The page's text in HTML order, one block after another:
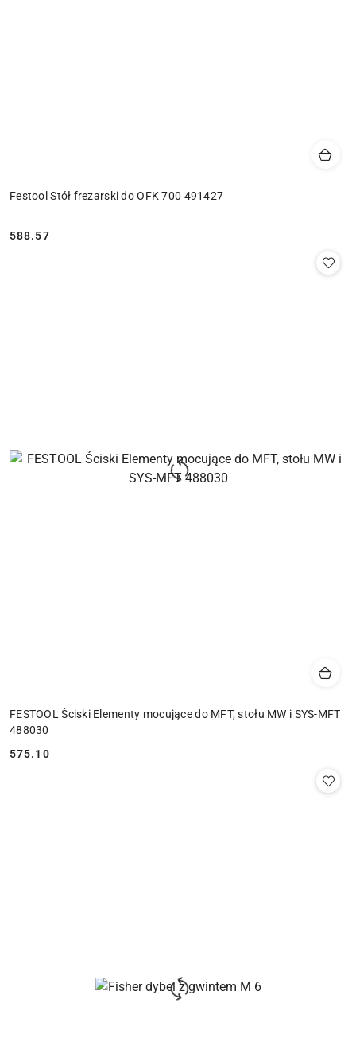
Festool Stół frezarski do OFK 700 491427
Cena:
588.57
FESTOOL Ściski Elementy mocujące do MFT, stołu MW i SYS-MFT
488030
Cena:
575.10